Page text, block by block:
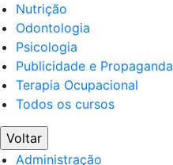
Nutrição
Odontologia
Psicologia
Publicidade e Propaganda
Terapia Ocupacional
Todos os cursos
Voltar
Administração